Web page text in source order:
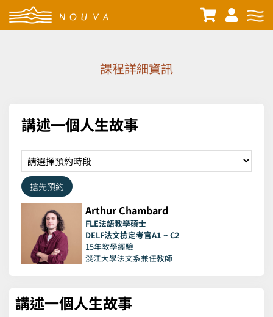
課程詳細資訊
講述一個人生故事
講述一個人生故事
搶先預約
Arthur Chambard
FLE法語教學碩士
DELF法文檢定考官A1 ~ C2
15年教學經驗
淡江大學法文系兼任教師